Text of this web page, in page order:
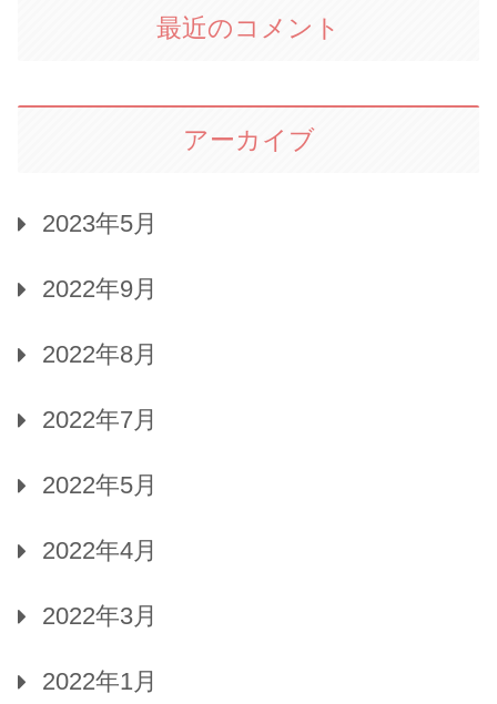
最近のコメント
アーカイブ
2023年5月
2022年9月
2022年8月
2022年7月
2022年5月
2022年4月
2022年3月
2022年1月